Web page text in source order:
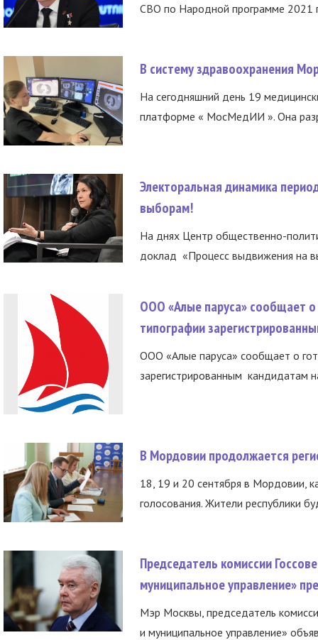
СВО по Народной программе 2021
В систему здравоохранения
На сегодняшний день 19
платформе « МосМедИИ ». Она
Электоральная динамика
выборам!
На днях Центр общественно-
доклад «Процесс выдвижения на
ООО «Алые паруса» сообщает о
типографии
ООО «Алые паруса» сообщает о
зарегистрированным кандидатам
В Мордовии продолжается
18, 19 и 20 сентября в Мордовии,
голосования. Жители республики
Председатель комиссии
муниципальное управление»
Мэр Москвы, председатель
и муниципальное управление»